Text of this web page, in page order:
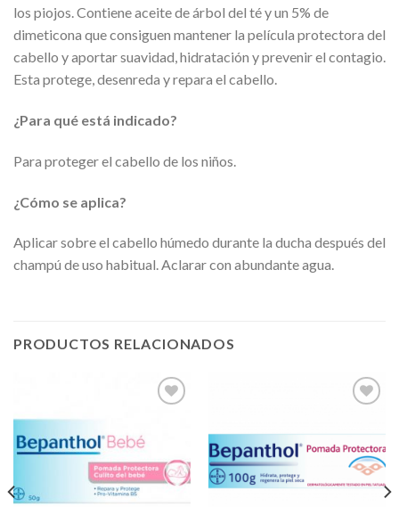
los piojos. Contiene aceite de árbol del té y un 5% de
dimeticona que consiguen mantener la película protectora del
cabello y aportar suavidad, hidratación y prevenir el contagio.
Esta protege, desenreda y repara el cabello.
¿Para qué está indicado?
Para proteger el cabello de los niños.
¿Cómo se aplica?
Aplicar sobre el cabello húmedo durante la ducha después del
champú de uso habitual. Aclarar con abundante agua.
PRODUCTOS RELACIONADOS
a la
lista de
deseos
Añadir
a la
lista de
deseos